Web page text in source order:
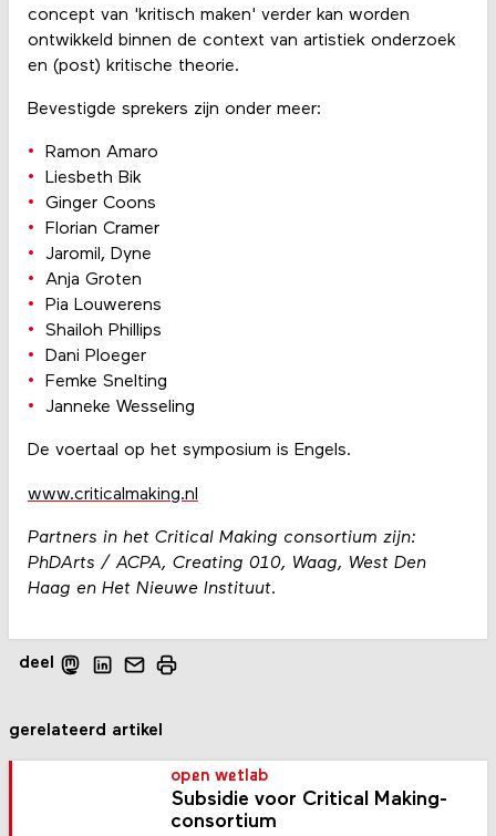
concept van 'kritisch maken' verder kan worden
ontwikkeld binnen de context van artistiek onderzoek
en (post) kritische theorie.
Bevestigde sprekers zijn onder meer:
Ramon Amaro
Liesbeth Bik
Ginger Coons
Florian Cramer
Jaromil, Dyne
Anja Groten
Pia Louwerens
Shailoh Phillips
Dani Ploeger
Femke Snelting
Janneke Wesseling
De voertaal op het symposium is Engels.
www.criticalmaking.nl
Partners in het Critical Making consortium zijn:
PhDArts / ACPA, Creating 010, Waag, West Den
Haag en Het Nieuwe Instituut.
deel
gerelateerd artikel
open wetlab
Subsidie voor Critical Making-
consortium